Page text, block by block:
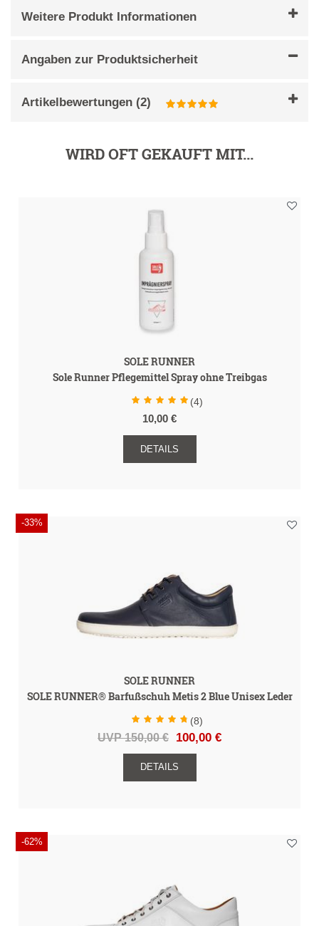
Weitere Produkt Informationen
Angaben zur Produktsicherheit
Artikelbewertungen (2)
WIRD OFT GEKAUFT MIT...
SOLE RUNNER
Sole Runner Pflegemittel Spray ohne Treibgas
(4)
10,00 €
DETAILS
-33%
SOLE RUNNER
SOLE RUNNER® Barfußschuh Metis 2 Blue Unisex Leder
(8)
UVP 150,00 € 100,00 €
DETAILS
-62%